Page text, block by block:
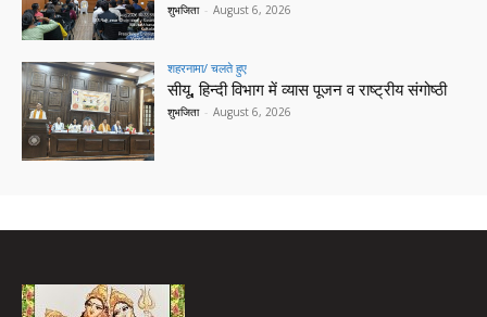
शुभजिता - August 6, 2026
शहरनामा/ चलते हुए
सीयू, हिन्दी विभाग में व्यास पूजन व राष्ट्रीय संगोष्ठी
शुभजिता - August 6, 2026